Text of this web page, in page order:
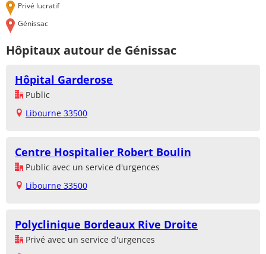
Privé lucratif
Génissac
Hôpitaux autour de Génissac
Hôpital Garderose
Public
Libourne 33500
Centre Hospitalier Robert Boulin
Public avec un service d'urgences
Libourne 33500
Polyclinique Bordeaux Rive Droite
Privé avec un service d'urgences